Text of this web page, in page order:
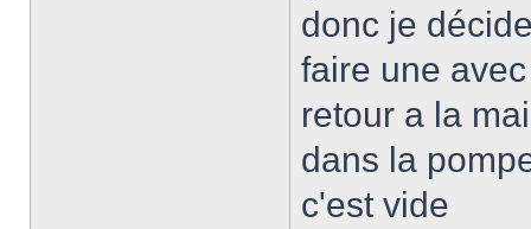
donc je
faire une
retour a la
dans la
c'est vide